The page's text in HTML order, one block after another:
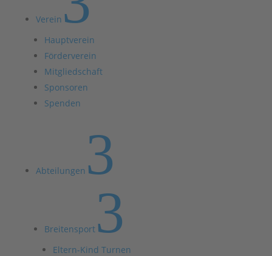
Verein
Hauptverein
Förderverein
Mitgliedschaft
Sponsoren
Spenden
Abteilungen 3
Breitensport3
Eltern-Kind Turnen